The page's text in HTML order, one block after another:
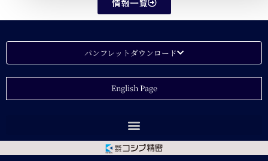
情報一覧
パンフレットダウンロード
English Page